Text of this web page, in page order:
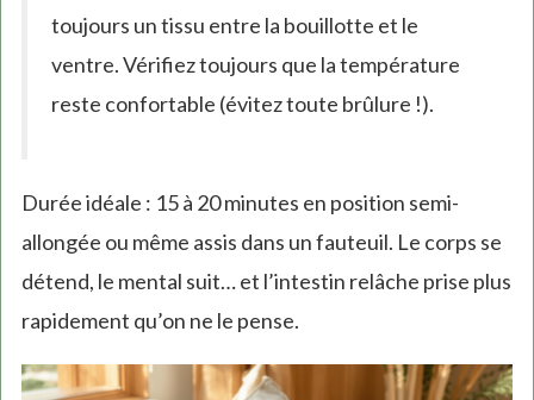
toujours un tissu entre la bouillotte et le
ventre. Vérifiez toujours que la température
reste confortable (évitez toute brûlure !).
Durée idéale : 15 à 20 minutes en position semi-
allongée ou même assis dans un fauteuil. Le corps se
détend, le mental suit… et l’intestin relâche prise plus
rapidement qu’on ne le pense.